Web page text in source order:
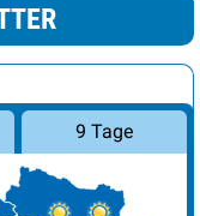
9 Tage